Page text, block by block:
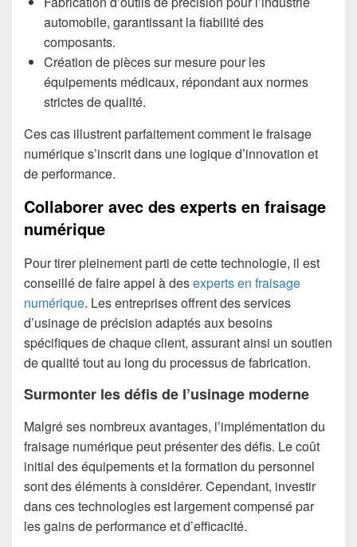
automobile, garantissant la fiabilité des
composants.
Création de pièces sur mesure pour les
équipements médicaux, répondant aux normes
strictes de qualité.
Ces cas illustrent parfaitement comment le fraisage
numérique s’inscrit dans une logique d’innovation et
de performance.
Collaborer avec des experts en fraisage
numérique
Pour tirer pleinement parti de cette technologie, il est
conseillé de faire appel à desexperts en fraisage
numérique. Les entreprises offrent des services
d’usinage de précision adaptés aux besoins
spécifiques de chaque client, assurant ainsi un soutien
de qualité tout au long du processus de fabrication.
Surmonter les défis de l’usinage moderne
Malgré ses nombreux avantages, l’implémentation du
fraisage numérique peut présenter des défis. Le coût
initial des équipements et la formation du personnel
sont des éléments à considérer. Cependant, investir
dans ces technologies est largement compensé par
les gains de performance et d’efficacité.